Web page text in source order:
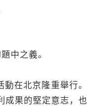
中之義。
在北京隆重舉行。
成果的堅定意志，也